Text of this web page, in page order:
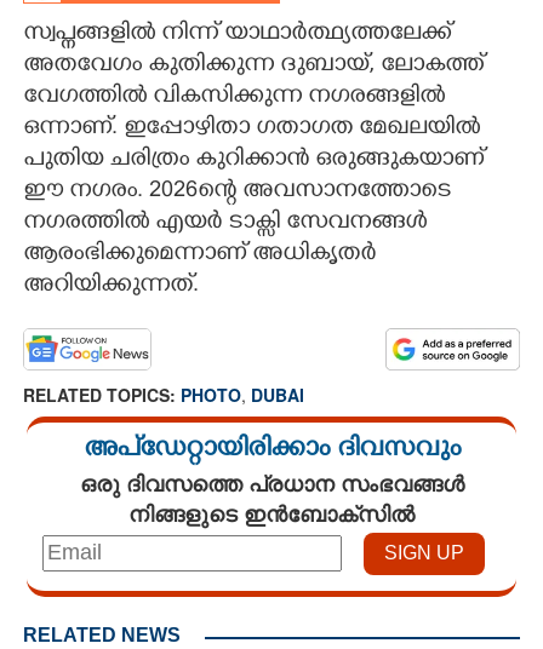
CARTOONS
LITERATURE
ZOOM
CONTACT US
സ്വപ്നങ്ങളിൽ നിന്ന് യാഥാർത്ഥ്യത്തലേക്ക്
അതവേഗം കുതിക്കുന്ന ദുബായ്, ലോകത്ത്
വേഗത്തിൽ വികസിക്കുന്ന നഗരങ്ങളിൽ
ഒന്നാണ്. ഇപ്പോഴിതാ ഗതാഗത മേഖലയിൽ
പുതിയ ചരിത്രം കുറിക്കാൻ ഒരുങ്ങുകയാണ്
ഈ നഗരം. 2026ന്റെ അവസാനത്തോടെ
നഗരത്തിൽ എയർ ടാക്സി സേവനങ്ങൾ
ആരംഭിക്കുമെന്നാണ് അധികൃതർ
അറിയിക്കുന്നത്.
RELATED TOPICS: PHOTO, DUBAI
അപ്ഡേറ്റായിരിക്കാം ദിവസവും
ഒരു ദിവസത്തെ പ്രധാന സംഭവങ്ങൾ
നിങ്ങളുടെ ഇൻബോക്സിൽ
RELATED NEWS